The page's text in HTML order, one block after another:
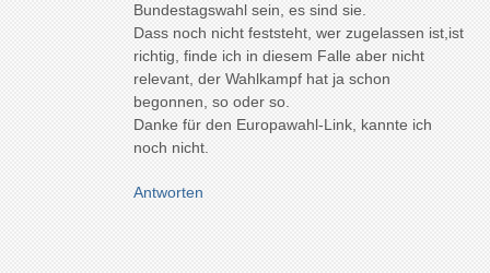
Bundestagswahl sein, es sind sie.
Dass noch nicht feststeht, wer zugelassen ist,ist
richtig, finde ich in diesem Falle aber nicht
relevant, der Wahlkampf hat ja schon
begonnen, so oder so.
Danke für den Europawahl-Link, kannte ich
noch nicht.
Antworten